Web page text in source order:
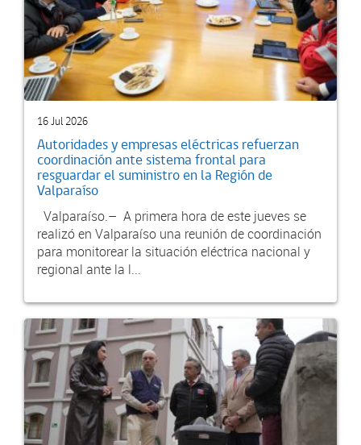
16 Jul 2026
Autoridades y empresas eléctricas refuerzan
coordinación ante sistema frontal para
resguardar el suministro en la Región de
Valparaíso
Valparaíso.– A primera hora de este jueves se
realizó en Valparaíso una reunión de coordinación
para monitorear la situación eléctrica nacional y
regional ante la l...